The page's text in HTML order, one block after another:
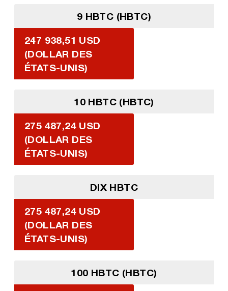
9 HBTC (HBTC)
247 938,51 USD
(DOLLAR DES
ÉTATS-UNIS)
10 HBTC (HBTC)
275 487,24 USD
(DOLLAR DES
ÉTATS-UNIS)
DIX HBTC
275 487,24 USD
(DOLLAR DES
ÉTATS-UNIS)
100 HBTC (HBTC)